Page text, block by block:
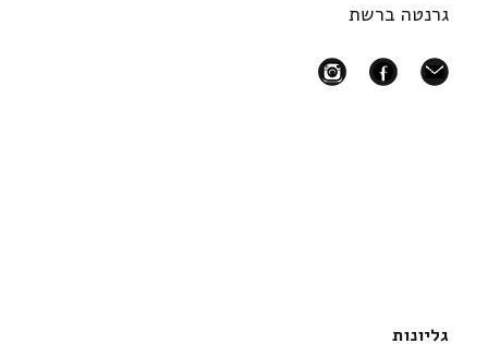
גרנטה ברשת
mail
facebook
instagram
גליונות